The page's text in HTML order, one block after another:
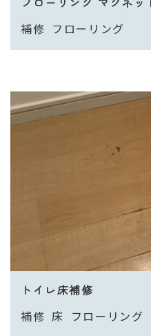
補修 フローリング
トイレ床補修
補修 床 フローリング